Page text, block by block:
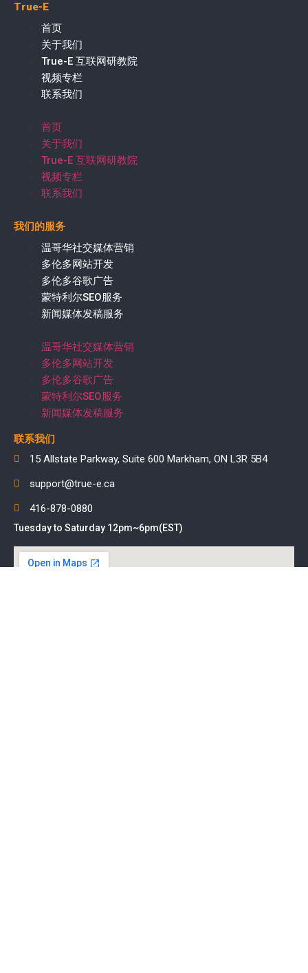
True-E
首页
关于我们
True-E 互联网研教院
视频专栏
联系我们
首页
关于我们
True-E 互联网研教院
视频专栏
联系我们
我们的服务
温哥华社交媒体营销
多伦多网站开发
多伦多谷歌广告
蒙特利尔SEO服务
新闻媒体发稿服务
温哥华社交媒体营销
多伦多网站开发
多伦多谷歌广告
蒙特利尔SEO服务
新闻媒体发稿服务
联系我们
15 Allstate Parkway, Suite 600 Markham, ON L3R 5B4
support@true-e.ca
416-878-0880
Tuesday to Saturday 12pm~6pm(EST)